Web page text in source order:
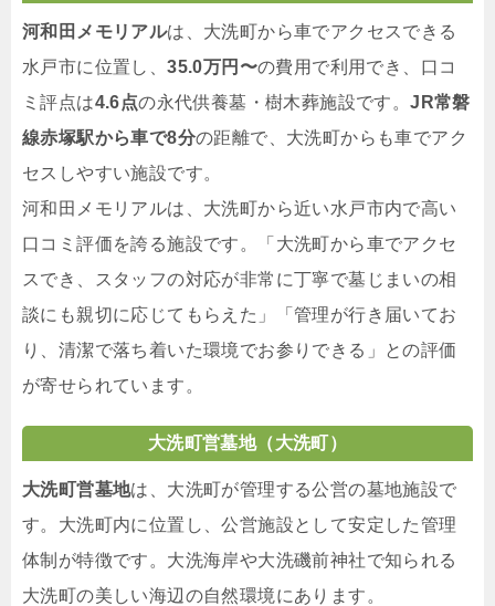
河和田メモリアルは、大洗町から車でアクセスできる
水戸市に位置し、35.0万円〜の費用で利用でき、口コ
ミ評点は4.6点の永代供養墓・樹木葬施設です。JR常磐
線赤塚駅から車で8分の距離で、大洗町からも車でアク
セスしやすい施設です。
河和田メモリアルは、大洗町から近い水戸市内で高い
口コミ評価を誇る施設です。「大洗町から車でアクセ
スでき、スタッフの対応が非常に丁寧で墓じまいの相
談にも親切に応じてもらえた」「管理が行き届いてお
り、清潔で落ち着いた環境でお参りできる」との評価
が寄せられています。
大洗町営墓地（大洗町）
大洗町営墓地は、大洗町が管理する公営の墓地施設で
す。大洗町内に位置し、公営施設として安定した管理
体制が特徴です。大洗海岸や大洗磯前神社で知られる
大洗町の美しい海辺の自然環境にあります。